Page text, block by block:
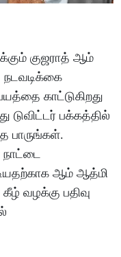
குஜராத் ஆம்
காட்டுகிறது
டுவிட்டர் பக்கத்தில்
பாருங்கள்.
நாட்டை
ஆம் ஆத்மி
கீழ் வழக்கு பதிவு